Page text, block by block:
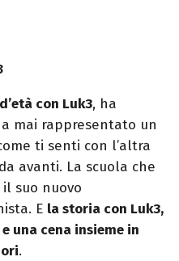
con Luk3, ha
mai rappresentato un
ti senti con l’altra
avanti. La scuola che
suo nuovo
E la storia con Luk3,
una cena insieme in
.